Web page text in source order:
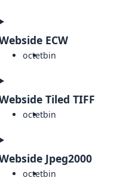
ECW
octetbin
Tiled TIFF
octetbin
Jpeg2000
octetbin